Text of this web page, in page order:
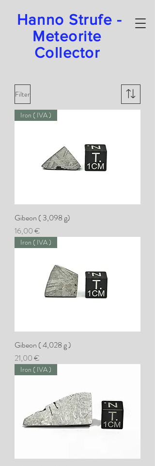
Hanno Strufe -
Meteorite
Collector
Filter
Iron ( IVA )
Gibeon ( 3,098 g)
Preis
16,00 €
Iron ( IVA )
Gibeon ( 4,028 g )
Preis
21,00 €
Iron ( IVA )